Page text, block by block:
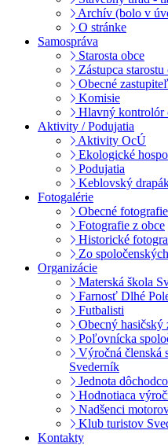
Archív (bolo v
O stránke
Samospráva
Starosta obce
Zástupca starostu
Obecné
Komisie
Hlavný kontrolór
Aktivity / Podujatia
Aktivity OcÚ
Ekologické
Podujatia
Keblovský
Fotogalérie
Obecné fotografie
Fotografie z obce
Historické
Zo
Organizácie
Materská škola
Farnosť Dlhé
Futbalisti
Obecný hasičský
Poľovnícka
Výročná členská
Svederník
Jednota
Hodnotiaca
Nadšenci
Klub turistov
Kontakty